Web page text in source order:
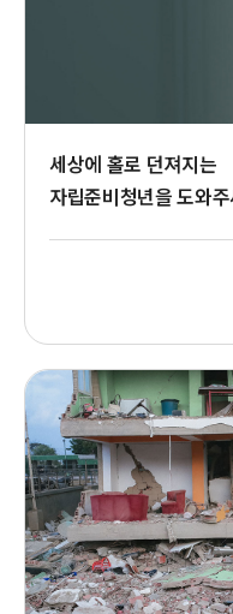
세상에 홀로 던져지는
자립준비청년을 도와
베
네
수
엘
라
지
진
현
장